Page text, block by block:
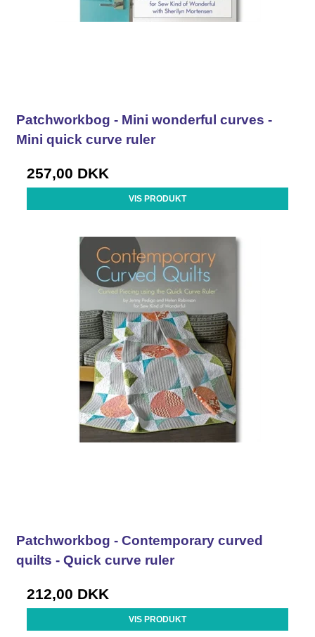
Patchworkbog - Mini wonderful curves -
Mini quick curve ruler
257,00 DKK
VIS PRODUKT
Patchworkbog - Contemporary curved
quilts - Quick curve ruler
212,00 DKK
VIS PRODUKT